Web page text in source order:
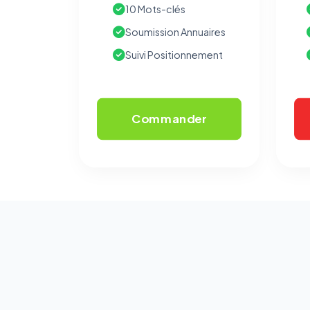
10 Mots-clés
Soumission Annuaires
Suivi Positionnement
Commander